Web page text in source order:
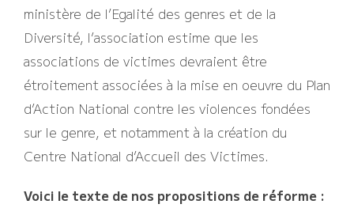
ministère de l’Egalité des genres et de la
Diversité, l’association estime que les
associations de victimes devraient être
étroitement associées à la mise en oeuvre du Plan
d’Action National contre les violences fondées
sur le genre, et notamment à la création du
Centre National d’Accueil des Victimes.
Voici le texte de nos propositions de réforme :